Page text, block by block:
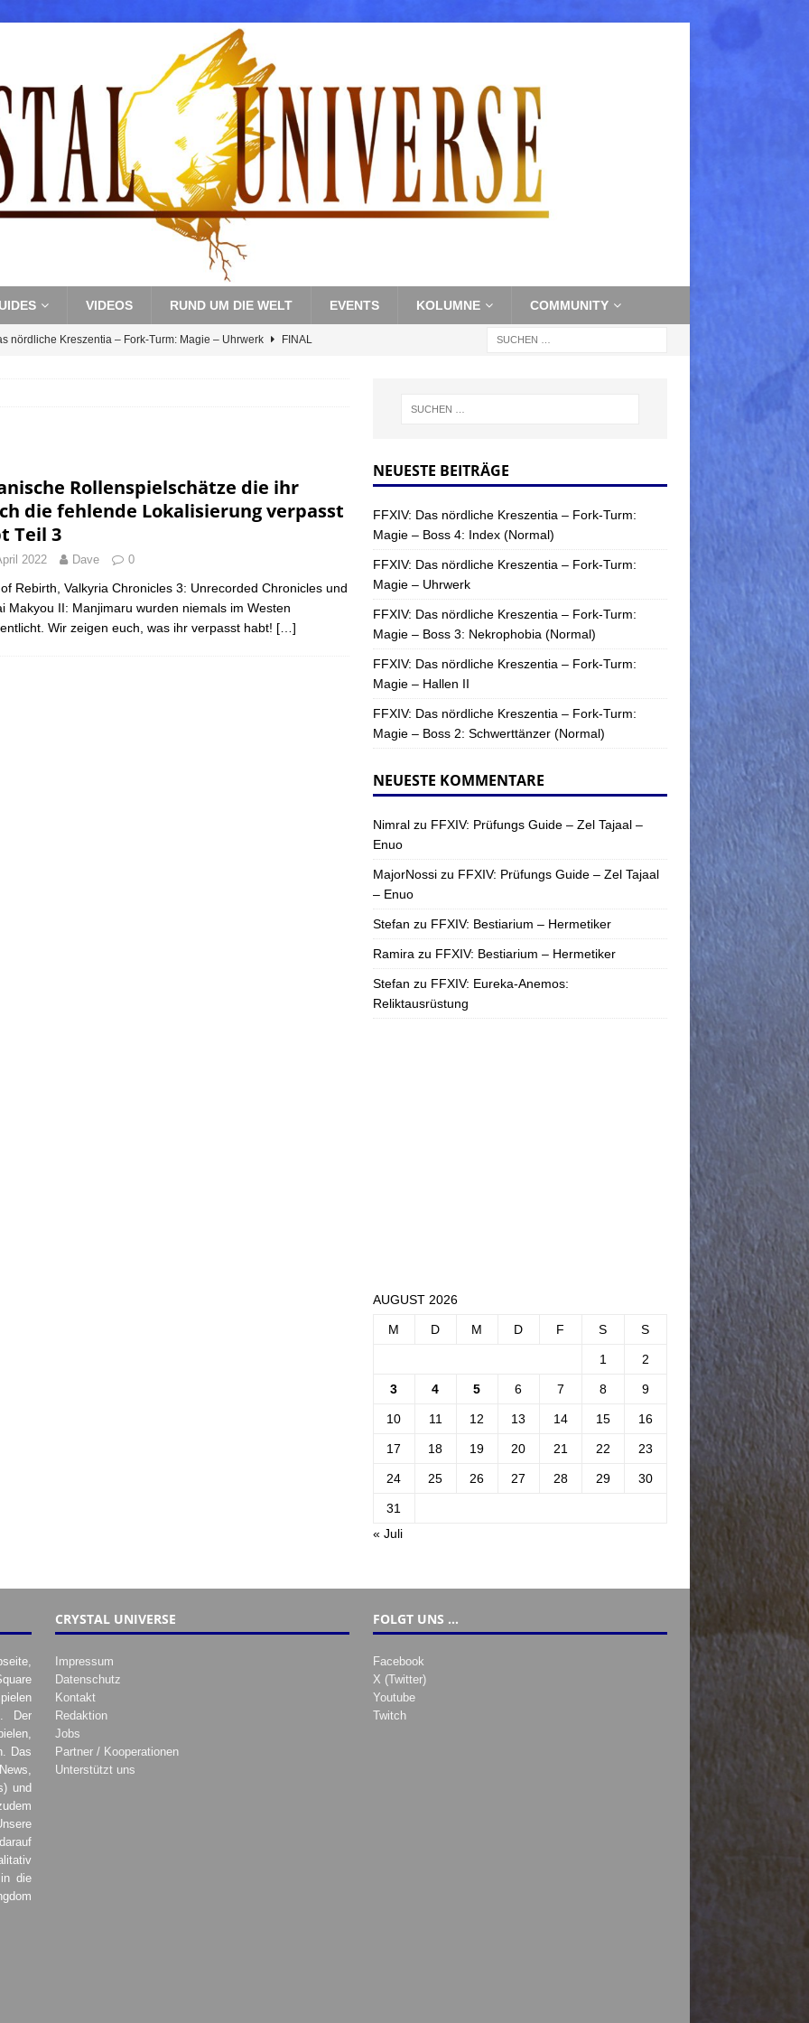
VIDEOS RUND UM DIE WELT EVENTS KOLUMNE COMMUNITY
nördliche Kreszentia – Fork-Turm: Magie – Uhrwerk FINAL
nördliche Kreszentia – Fork-Turm: Magie – Boss 2: Schwerttänzer
nördliche Kreszentia – Fork-Turm: Magie – Boss 4: Index (Normal)
Rollenspielschätze die ihr
die fehlende Lokalisierung verpasst
Teil 3
2022 Dave 0
Rebirth, Valkyria Chronicles 3: Unrecorded Chronicles und
Makyou II: Manjimaru wurden niemals im Westen
Wir zeigen euch, was ihr verpasst habt! […]
NEUESTE BEITRÄGE
FFXIV: Das nördliche Kreszentia – Fork-Turm:
Magie – Boss 4: Index (Normal)
FFXIV: Das nördliche Kreszentia – Fork-Turm:
Magie – Uhrwerk
FFXIV: Das nördliche Kreszentia – Fork-Turm:
Magie – Boss 3: Nekrophobia (Normal)
FFXIV: Das nördliche Kreszentia – Fork-Turm:
Magie – Hallen II
FFXIV: Das nördliche Kreszentia – Fork-Turm:
Magie – Boss 2: Schwerttänzer (Normal)
NEUESTE KOMMENTARE
Nimralzu FFXIV: Prüfungs Guide – Zel Tajaal –
Enuo
MajorNossizu FFXIV: Prüfungs Guide – Zel Tajaal
– Enuo
Stefan zu FFXIV: Bestiarium – Hermetiker
Ramira zu FFXIV: Bestiarium – Hermetiker
Stefan zu FFXIV: Eureka-Anemos:
Reliktausrüstung
AUGUST 2026
M D M D F S S
1 2
3 4 5 6 7 8 9
10 11 12 13 14 15 16
17 18 19 20 21 22 23
24 25 26 27 28 29 30
31
« Juli
Der
Das
und
die
CRYSTAL UNIVERSE
Impressum
Datenschutz
Kontakt
Redaktion
Jobs
Partner / Kooperationen
Unterstützt uns
FOLGT UNS …
Facebook
X (Twitter)
Youtube
Twitch